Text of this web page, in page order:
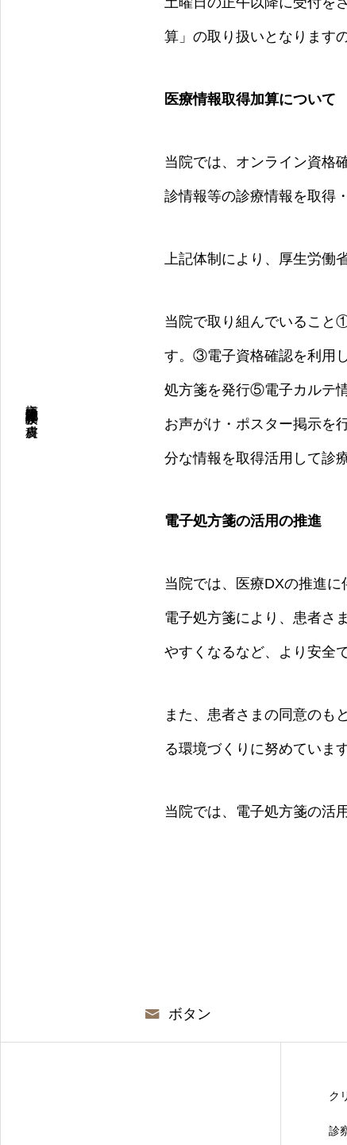
京橋 大阪城北詰 夜間診察の皮膚科
算」の取り扱いとなります
医療情報取得加算について
当院では、オンライン資格
診情報等の診療情報を取得
上記体制により、厚生労働
当院で取り組んでいること
す。③電子資格確認を利用
処方箋を発行⑤電子カルテ
お声がけ・ポスター掲示を
分な情報を取得活用して診
電子処方箋の活用の推進
当院では、医療DXの推進に
電子処方箋により、患者さ
やすくなるなど、より安全
また、患者さまの同意のも
る環境づくりに努めています
当院では、電子処方箋の活
ボタン
ク
診